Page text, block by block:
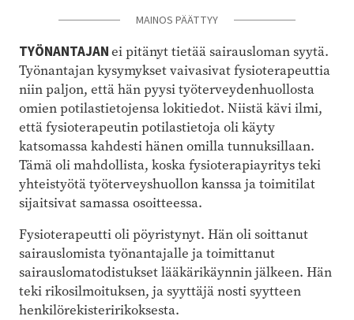
MAINOS PÄÄTTYY
TYÖNANTAJANei pitänyt tietää sairausloman syytä.
Työnantajan kysymykset vaivasivat fysioterapeuttia
niin paljon, että hän pyysi työterveydenhuollosta
omien potilastietojensa lokitiedot. Niistä kävi ilmi,
että fysioterapeutin potilastietoja oli käyty
katsomassa kahdesti hänen omilla tunnuksillaan.
Tämä oli mahdollista, koska fysioterapiayritys teki
yhteistyötä työterveyshuollon kanssa ja toimitilat
sijaitsivat samassa osoitteessa.
Fysioterapeutti oli pöyristynyt. Hän oli soittanut
sairauslomista työnantajalle ja toimittanut
sairauslomatodistukset lääkärikäynnin jälkeen. Hän
teki rikosilmoituksen, ja syyttäjä nosti syytteen
henkilörekisteririkoksesta.